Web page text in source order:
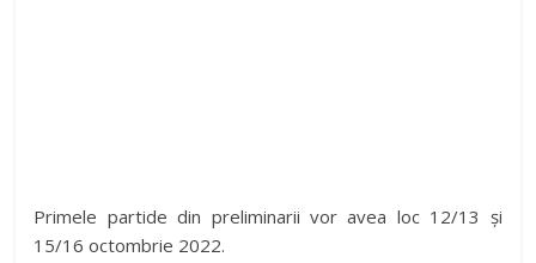
Primele partide din preliminarii vor avea loc 12/13 și
15/16 octombrie 2022.